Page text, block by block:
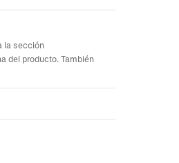
la sección
del producto. También